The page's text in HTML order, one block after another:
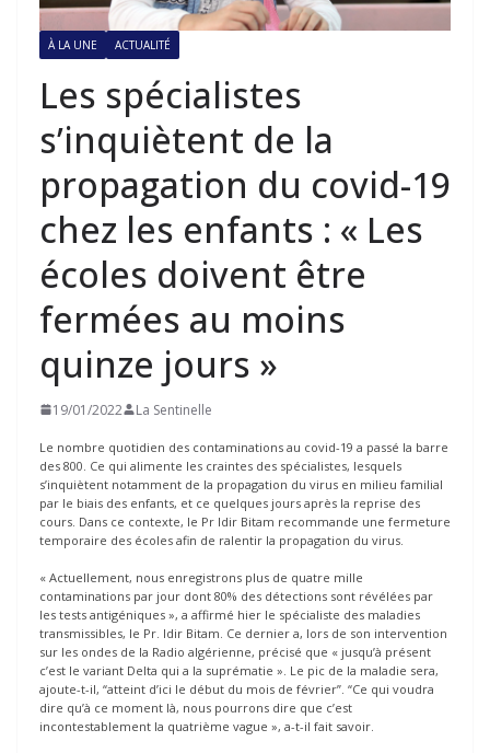
À LA UNE ACTUALITÉ
Les spécialistes
s’inquiètent de la
propagation du covid-19
chez les enfants : « Les
écoles doivent être
fermées au moins
quinze jours »
19/01/2022 La Sentinelle
Le nombre quotidien des contaminations au covid-19 a passé la barre
des 800. Ce qui alimente les craintes des spécialistes, lesquels
s’inquiètent notamment de la propagation du virus en milieu familial
par le biais des enfants, et ce quelques jours après la reprise des
cours. Dans ce contexte, le Pr Idir Bitam recommande une fermeture
temporaire des écoles afin de ralentir la propagation du virus.
« Actuellement, nous enregistrons plus de quatre mille
contaminations par jour dont 80% des détections sont révélées par
les tests antigéniques », a affirmé hier le spécialiste des maladies
transmissibles, le Pr. Idir Bitam. Ce dernier a, lors de son intervention
sur les ondes de la Radio algérienne, précisé que « jusqu’à présent
c’est le variant Delta qui a la suprématie ». Le pic de la maladie sera,
ajoute-t-il, “atteint d’ici le début du mois de février”. “Ce qui voudra
dire qu’à ce moment là, nous pourrons dire que c’est
incontestablement la quatrième vague », a-t-il fait savoir.